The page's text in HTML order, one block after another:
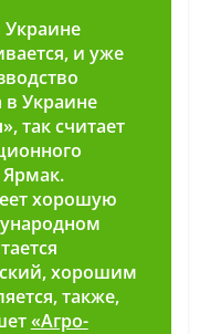
Украине
и уже
в Украине
так считает
хорошую
хорошим
также,
«Агро-